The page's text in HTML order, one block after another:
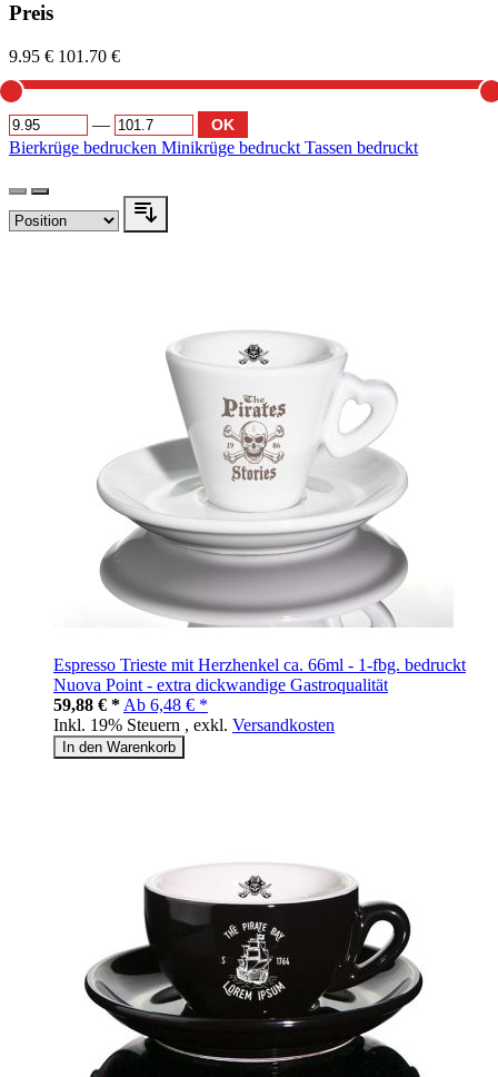
Preis
9.95 € 101.70 €
— OK
Bierkrüge bedrucken Minikrüge bedruckt Tassen bedruckt
Espresso Trieste mit Herzhenkel ca. 66ml - 1-fbg. bedruckt
Nuova Point - extra dickwandige Gastroqualität
59,88 € * Ab 6,48 € *
Inkl. 19% Steuern , exkl. Versandkosten
In den Warenkorb